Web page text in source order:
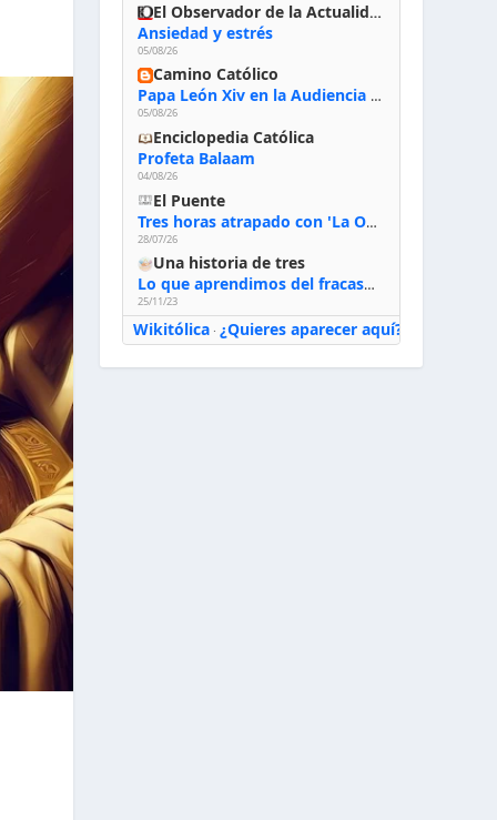
El Observador de la Actualidad
Ansiedad y estrés
05/08/26
Camino Católico
Papa León Xiv en la Audiencia General, 5-8-2026: «Dios en el primer puesto; la oración, nuestra primera obligación; la liturgia, la primera fuente de la vida divina que se nos comunica, la primera escuela de nuestra vida espiritual»
05/08/26
Enciclopedia Católica
Profeta Balaam
04/08/26
El Puente
Tres horas atrapado con 'La Odisea' de Nolan
28/07/26
Una historia de tres
Lo que aprendimos del fracaso al emprender
25/11/23
Wikitólica· ¿Quieres aparecer aquí?